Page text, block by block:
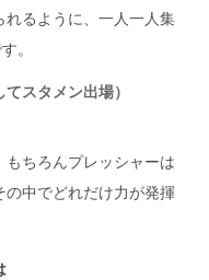
れるように、一人一人集
。
スタメン出場）
ちろんプレッシャーは
中でどれだけ力が発揮